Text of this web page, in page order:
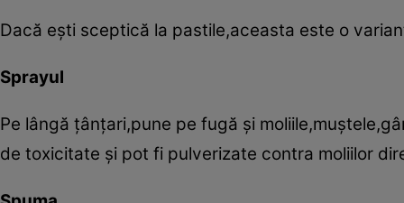
Dacă eşti sceptică la pastile,aceasta este o
Sprayul
Pe lângă ţânţari,pune pe fugă şi
de toxicitate şi pot fi pulverizate contra moliilor